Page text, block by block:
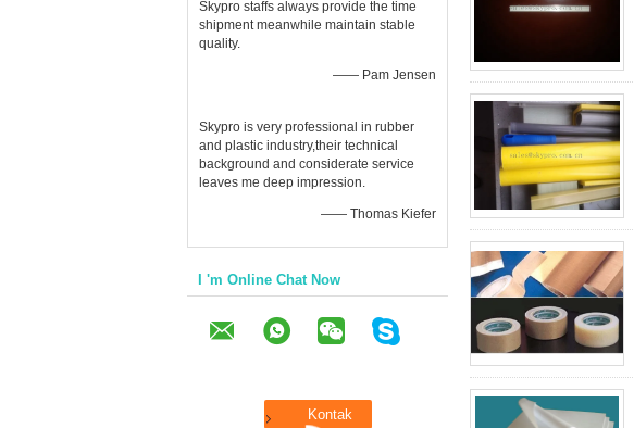
Skypro staffs always provide the time
shipment meanwhile maintain stable
quality.
—— Pam Jensen
Skypro is very professional in rubber
and plastic industry,their technical
background and considerate service
leaves me deep impression.
—— Thomas Kiefer
I 'm Online Chat Now